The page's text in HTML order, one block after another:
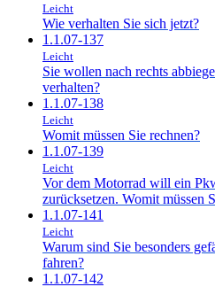
Leicht
Wie verhalten Sie sich jetzt?
1.1.07-137
Leicht
Sie wollen nach rechts
verhalten?
1.1.07-138
Leicht
Womit müssen Sie rechnen?
1.1.07-139
Leicht
Vor dem Motorrad will ein
zurücksetzen. Womit müssen
1.1.07-141
Leicht
Warum sind Sie besonders
fahren?
1.1.07-142